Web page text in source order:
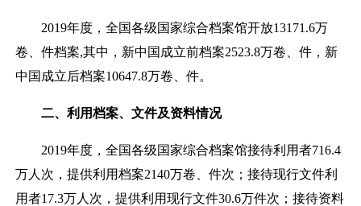
2019年度，全国各级国家综合档案馆开放13171.6万
卷、件档案,其中， 新中国成立前档案2523.8万卷、件， 新
中国成立后档案10647.8万卷、件。
二、利用档案、文件及资料情况
2019年度，全国各级国家综合档案馆接待利用者716.4
万人次，提供利用档案2140万卷、件次；接待现行文件利
用者17.3万人次，提供利用现行文件30.6万件次；接待资料